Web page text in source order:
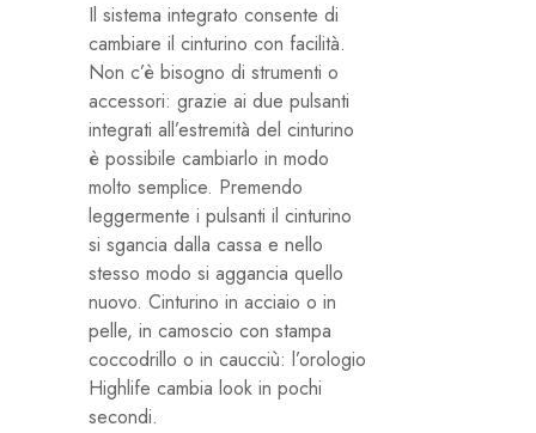
Il sistema integrato consente di
cambiare il cinturino con facilità.
Non c’è bisogno di strumenti o
accessori: grazie ai due pulsanti
integrati all’estremità del cinturino
è possibile cambiarlo in modo
molto semplice. Premendo
leggermente i pulsanti il cinturino
si sgancia dalla cassa e nello
stesso modo si aggancia quello
nuovo. Cinturino in acciaio o in
pelle, in camoscio con stampa
coccodrillo o in caucciù: l’orologio
Highlife cambia look in pochi
secondi.